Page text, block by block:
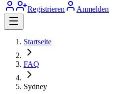
Registrieren Anmelden
Startseite
FAQ
Sydney